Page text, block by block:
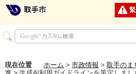
現在位置 ホーム > 市政情報 > 取手のま